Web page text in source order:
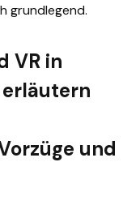
grundlegend.
VR in
und